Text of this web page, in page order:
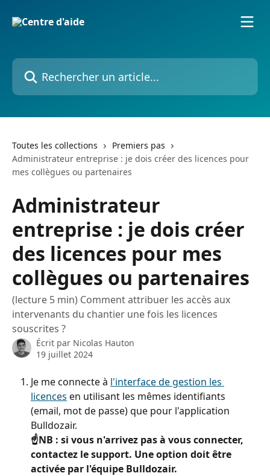
Rechercher un article...
Toutes les collections
Premiers pas
Administrateur entreprise : je dois créer des licences pour
mes collègues ou partenaires
Administrateur
entreprise : je dois créer
des licences pour mes
collègues ou partenaires
(lecture 5 min) Comment attribuer les accès aux
intervenants du chantier une fois les licences
souscrites ?
Écrit par Nicolas Hauton
19 juillet 2024
Je me connecte à l'interface de gestion les
licences en utilisant les mêmes identifiants
(email, mot de passe) que pour l'application
Bulldozair.
☝️NB : si vous n'arrivez pas à vous connecter,
contactez le support. Une option doit être
activée par l'équipe Bulldozair.